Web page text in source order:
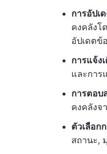
การอัปเ
คงคลังโ
อัปเดตข้
การแจ้ง
และการ
การตอบ
คงคลังจ
ตัวเลือก
สถานะ,